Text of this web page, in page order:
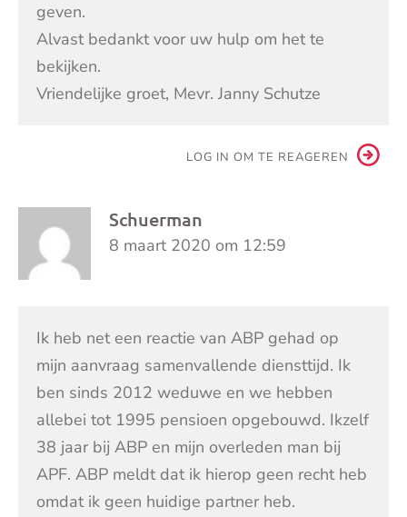
geven.
Alvast bedankt voor uw hulp om het te
bekijken.
Vriendelijke groet, Mevr. Janny Schutze
LOG IN OM TE REAGEREN
Schuerman
8 maart 2020 om 12:59
Ik heb net een reactie van ABP gehad op
mijn aanvraag samenvallende diensttijd. Ik
ben sinds 2012 weduwe en we hebben
allebei tot 1995 pensioen opgebouwd. Ikzelf
38 jaar bij ABP en mijn overleden man bij
APF. ABP meldt dat ik hierop geen recht heb
omdat ik geen huidige partner heb.